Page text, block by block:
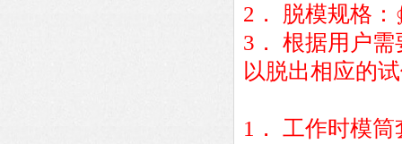
2． 脱模规格：
3． 根据用户
以脱出相应的
1． 工作时模